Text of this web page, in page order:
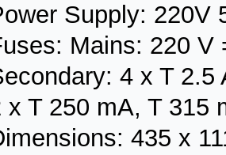
Supply: 220V
Mains: 220 V
4 x T 2.5
x T 250 mA, T 315
435 x